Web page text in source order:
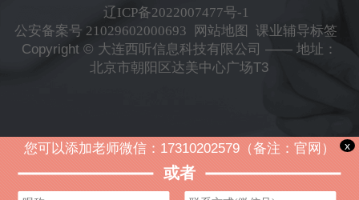
您可以添加老师微信：17310202579（备注：官网）
或者
x
辽ICP备2022007477号-1
公安备案号 21029602000693
网站地图
课业辅导标签
Copyright © 大连西听信息科技有限公司 —— 地址：
北京市朝阳区达美中心广场T3